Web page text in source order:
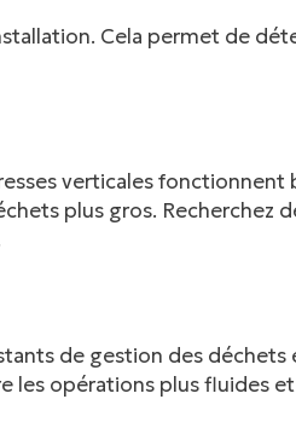
Cela permet de
verticales fonctionnent
plus gros. Recherchez
de gestion des déchets
les opérations plus fluides